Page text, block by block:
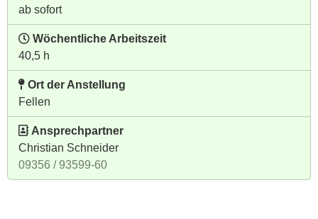
ab sofort
Wöchentliche Arbeitszeit
40,5 h
Ort der Anstellung
Fellen
Ansprechpartner
Christian Schneider
09356 / 93599-60